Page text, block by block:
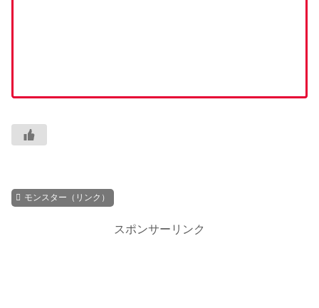
モンスター（リンク）
スポンサーリンク